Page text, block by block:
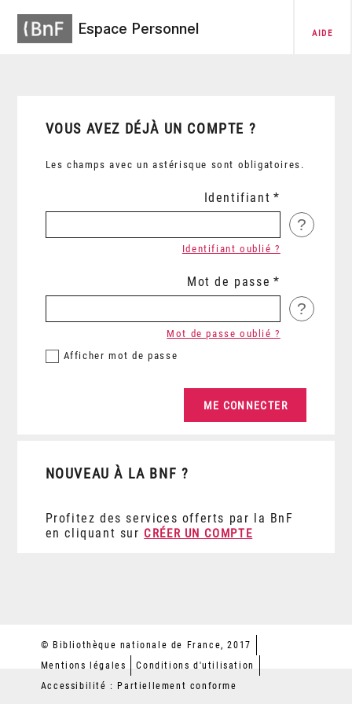
Espace Personnel AIDE
VOUS AVEZ DÉJÀ UN COMPTE ?
Les champs avec un astérisque sont obligatoires.
Identifiant
?
Identifiant oublié ?
Mot de passe
?
Afficher mot de passe
Mot de passe oublié ?
NOUVEAU À LA BNF ?
Profitez des services offerts par la BnF
en cliquant sur CRÉER UN COMPTE
© Bibliothèque nationale de France, 2017
Mentions légales
Conditions d'utilisation
Accessibilité : Partiellement conforme